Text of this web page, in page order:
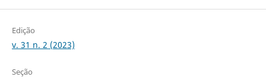
Edição
v. 31 n. 2 (2023)
Seção